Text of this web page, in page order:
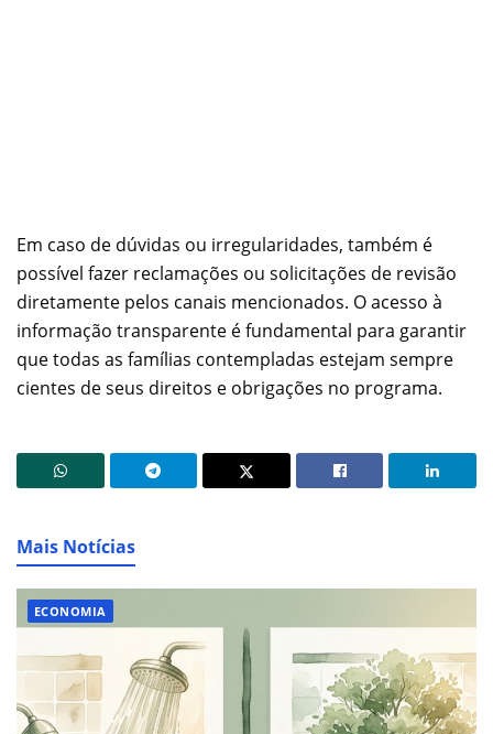
Em caso de dúvidas ou irregularidades, também é
possível fazer reclamações ou solicitações de revisão
diretamente pelos canais mencionados. O acesso à
informação transparente é fundamental para garantir
que todas as famílias contempladas estejam sempre
cientes de seus direitos e obrigações no programa.
Mais Notícias
ECONOMIA